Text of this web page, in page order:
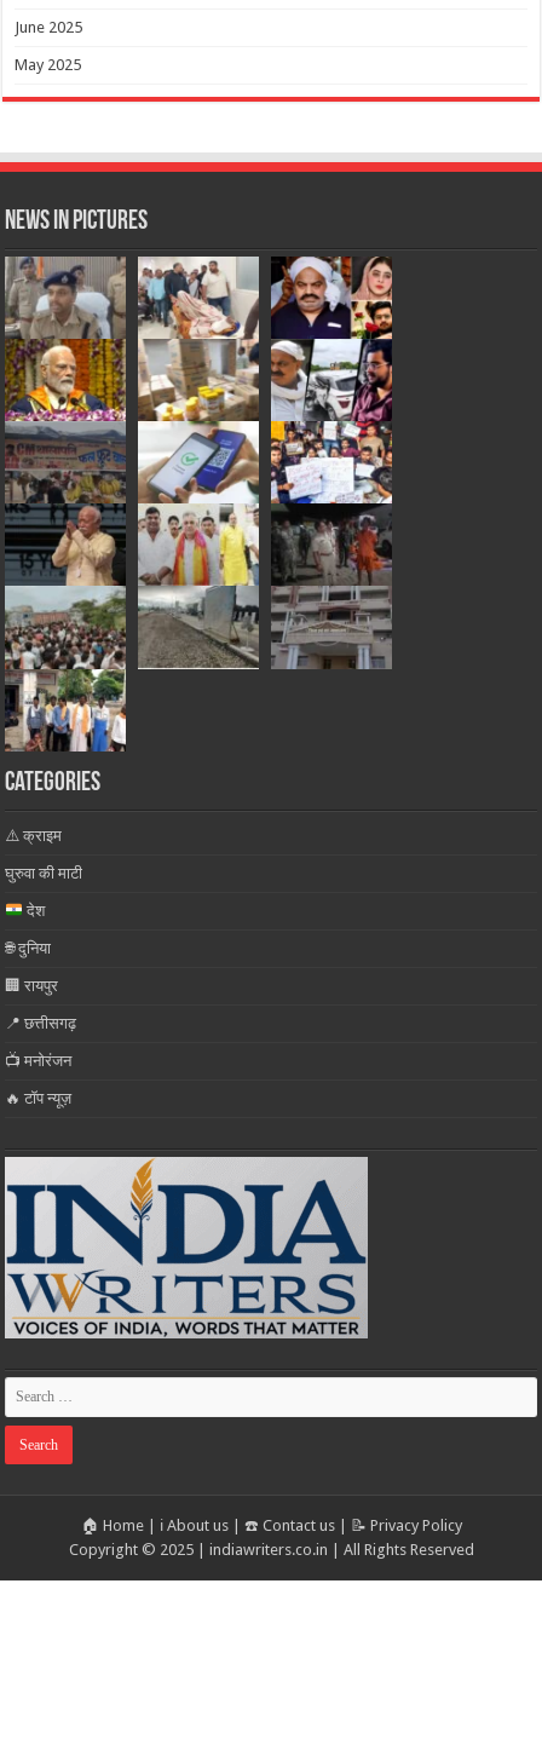
June 2025
May 2025
News in Pictures
Categories
⚠️ क्राइम
घुरुवा की माटी
देश
🌐 दुनिया
🏢 रायपुर
📍 छत्तीसगढ़
📺 मनोरंजन
🔥 टॉप न्यूज़
🏠 Home| ℹ️ About us| ☎️ Contact us| 📝 Privacy Policy
Copyright © 2025 | indiawriters.co.in | All Rights Reserved